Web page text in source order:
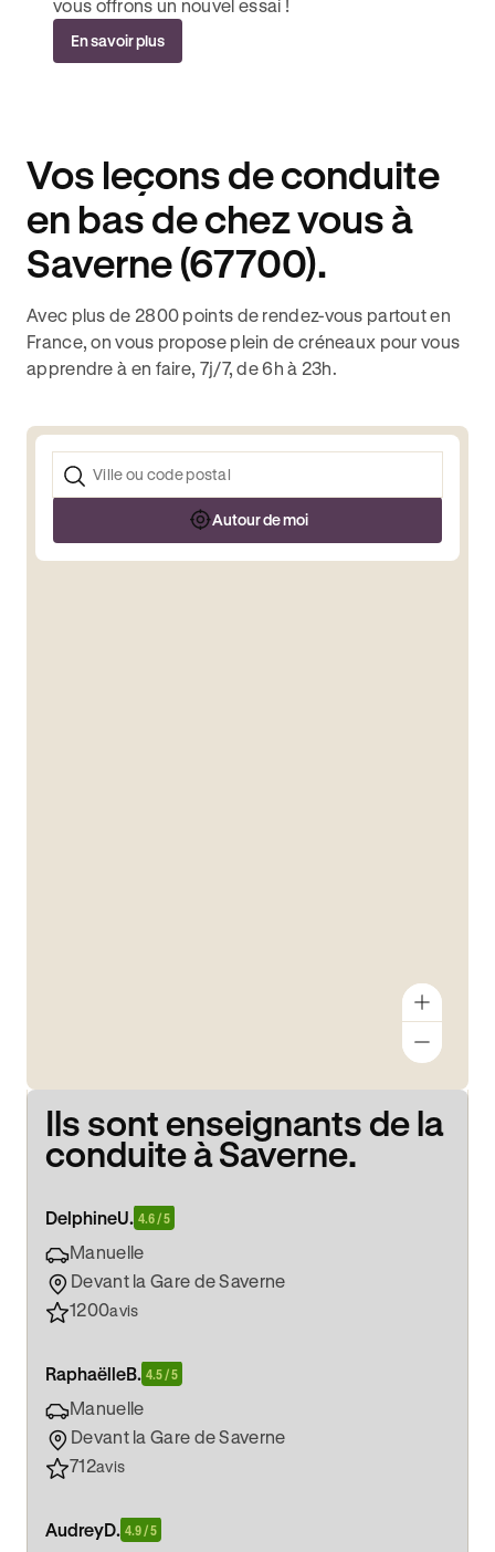
vous offrons un nouvel essai !
En savoir plus
Vos leçons de conduite
en bas de chez vous à
Saverne (67700).
Avec plus de 2800 points de rendez-vous partout en
France, on vous propose plein de créneaux pour vous
apprendre à en faire, 7j/7, de 6h à 23h.
Autour de moi
Ils sont enseignants de la
conduite à Saverne.
DelphineU. 4.6 / 5
Manuelle
Devant la Gare de Saverne
1200avis
RaphaëlleB. 4.5 / 5
Manuelle
Devant la Gare de Saverne
712avis
AudreyD. 4.9 / 5